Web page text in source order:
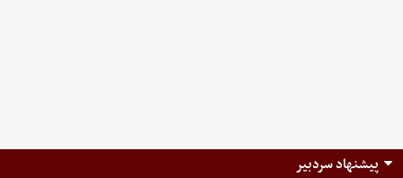
پیشنهاد سردبیر